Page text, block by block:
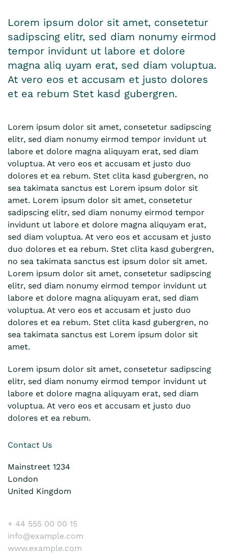
Lorem ipsum dolor sit amet, consetetur
sadipscing elitr, sed diam nonumy eirmod
tempor invidunt ut labore et dolore
magna aliq uyam erat, sed diam voluptua.
At vero eos et accusam et justo dolores
et ea rebum Stet kasd gubergren.
Lorem ipsum dolor sit amet, consetetur sadipscing
elitr, sed diam nonumy eirmod tempor invidunt ut
labore et dolore magna aliquyam erat, sed diam
voluptua. At vero eos et accusam et justo duo
dolores et ea rebum. Stet clita kasd gubergren, no
sea takimata sanctus est Lorem ipsum dolor sit
amet. Lorem ipsum dolor sit amet, consetetur
sadipscing elitr, sed diam nonumy eirmod tempor
invidunt ut labore et dolore magna aliquyam erat,
sed diam voluptua. At vero eos et accusam et justo
duo dolores et ea rebum. Stet clita kasd gubergren,
no sea takimata sanctus est ipsum dolor sit amet.
Lorem ipsum dolor sit amet, consetetur sadipscing
elitr, sed diam nonumy eirmod tempor invidunt ut
labore et dolore magna aliquyam erat, sed diam
voluptua. At vero eos et accusam et justo duo
dolores et ea rebum. Stet clita kasd gubergren, no
sea takimata sanctus est Lorem ipsum dolor sit
amet.
Lorem ipsum dolor sit amet, consetetur sadipscing
elitr, sed diam nonumy eirmod tempor invidunt ut
labore et dolore magna aliquyam erat, sed diam
voluptua. At vero eos et accusam et justo duo
dolores et ea rebum.
Contact Us
Mainstreet 1234
London
United Kingdom
+ 44 555 00 00 15
info@example.com
www.example.com